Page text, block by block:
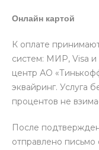
Онлайн картой
К оплате
систем: МИР, Visa и
центр АО
эквайринг. Услуга
процентов не
После
отправлено письмо